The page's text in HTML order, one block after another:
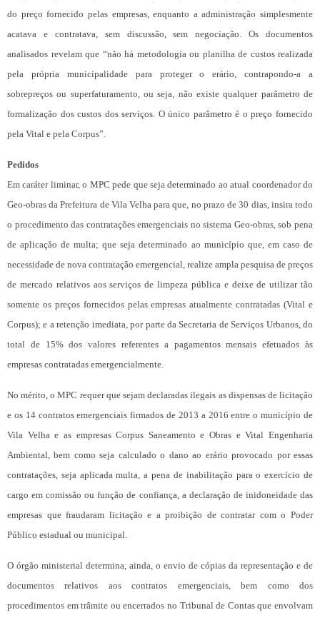
do preço fornecido pelas empresas, enquanto a administração simplesmente
acatava e contratava, sem discussão, sem negociação. Os documentos
analisados revelam que “não há metodologia ou planilha de custos realizada
pela própria municipalidade para proteger o erário, contrapondo-a a
sobrepreços ou superfaturamento, ou seja, não existe qualquer parâmetro de
formalização dos custos dos serviços. O único parâmetro é o preço fornecido
pela Vital e pela Corpus”.
Pedidos
Em caráter liminar, o MPC pede que seja determinado ao atual coordenador do
Geo-obras da Prefeitura de Vila Velha para que, no prazo de 30 dias, insira todo
o procedimento das contratações emergenciais no sistema Geo-obras, sob pena
de aplicação de multa; que seja determinado ao município que, em caso de
necessidade de nova contratação emergencial, realize ampla pesquisa de preços
de mercado relativos aos serviços de limpeza pública e deixe de utilizar tão
somente os preços fornecidos pelas empresas atualmente contratadas (Vital e
Corpus); e a retenção imediata, por parte da Secretaria de Serviços Urbanos, do
total de 15% dos valores referentes a pagamentos mensais efetuados às
empresas contratadas emergencialmente.
No mérito, o MPC requer que sejam declaradas ilegais as dispensas de licitação
e os 14 contratos emergenciais firmados de 2013 a 2016 entre o município de
Vila Velha e as empresas Corpus Saneamento e Obras e Vital Engenharia
Ambiental, bem como seja calculado o dano ao erário provocado por essas
contratações, seja aplicada multa, a pena de inabilitação para o exercício de
cargo em comissão ou função de confiança, a declaração de inidoneidade das
empresas que fraudaram licitação e a proibição de contratar com o Poder
Público estadual ou municipal.
O órgão ministerial determina, ainda, o envio de cópias da representação e de
documentos relativos aos contratos emergenciais, bem como dos
procedimentos em trâmite ou encerrados no Tribunal de Contas que envolvam